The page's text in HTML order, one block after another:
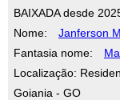
BAIXADA desde
Nome:
Janferson
Fantasia nome:
Localização:
Goiania - GO